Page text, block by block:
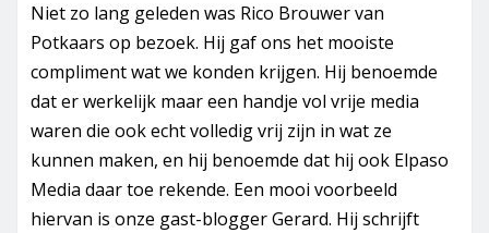
Niet zo lang geleden was Rico Brouwer van
Potkaars op bezoek. Hij gaf ons het mooiste
compliment wat we konden krijgen. Hij benoemde
dat er werkelijk maar een handje vol vrije media
waren die ook echt volledig vrij zijn in wat ze
kunnen maken, en hij benoemde dat hij ook Elpaso
Media daar toe rekende. Een mooi voorbeeld
hiervan is onze gast-blogger Gerard. Hij schrijft